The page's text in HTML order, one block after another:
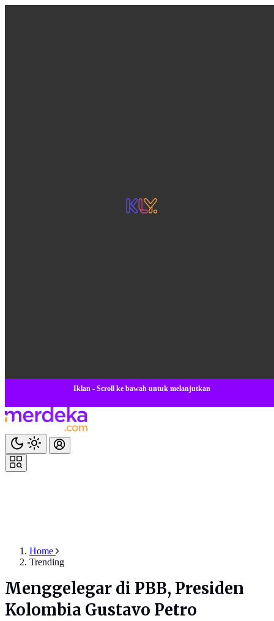
Iklan - Scroll ke bawah untuk melanjutkan
Home
Trending
Menggelegar di PBB, Presiden
Kolombia Gustavo Petro